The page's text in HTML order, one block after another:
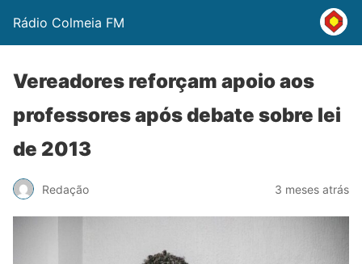
Rádio Colmeia FM
Vereadores reforçam apoio aos
professores após debate sobre lei
de 2013
Redação 3 meses atrás